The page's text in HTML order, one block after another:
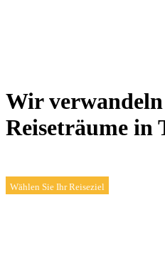
Wir
Reiseträume in
Wählen Sie Ihr Reiseziel